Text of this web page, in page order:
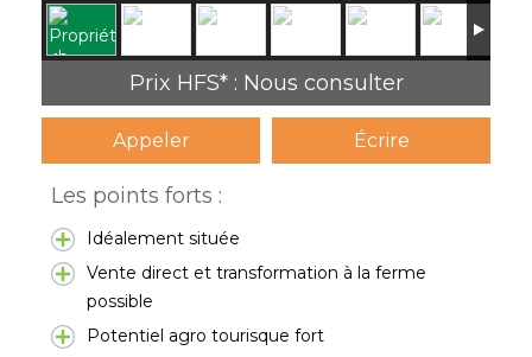
Prix HFS* : Nous consulter
Appeler Écrire
Les points forts :
Idéalement située
Vente direct et transformation à la ferme
possible
Potentiel agro tourisque fort